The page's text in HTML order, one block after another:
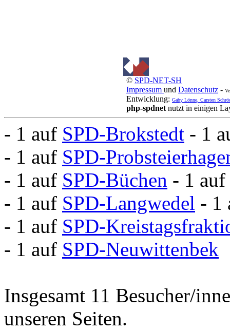
© SPD-NET-SH
Impressum und Datenschutz -
Entwicklung: Gaby Lönne, Carsten
php-spdnet nutzt in einigen
- 1 auf SPD-Brokstedt - 1
- 1 auf SPD-
- 1 auf SPD-Büchen - 1 auf
- 1 auf SPD-Langwedel - 1
- 1 auf SPD-
- 1 auf SPD-Neuwittenbek
Insgesamt 11 Besucher/
unseren Seiten.